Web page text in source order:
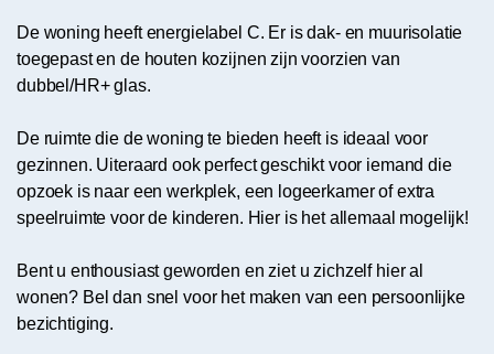
De woning heeft energielabel C. Er is dak- en muurisolatie
toegepast en de houten kozijnen zijn voorzien van
dubbel/HR+ glas.
De ruimte die de woning te bieden heeft is ideaal voor
gezinnen. Uiteraard ook perfect geschikt voor iemand die
opzoek is naar een werkplek, een logeerkamer of extra
speelruimte voor de kinderen. Hier is het allemaal mogelijk!
Bent u enthousiast geworden en ziet u zichzelf hier al
wonen? Bel dan snel voor het maken van een persoonlijke
bezichtiging.